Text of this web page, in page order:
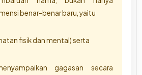
benar-benar baru, yaitu
fisik dan mental) serta
gagasan secara